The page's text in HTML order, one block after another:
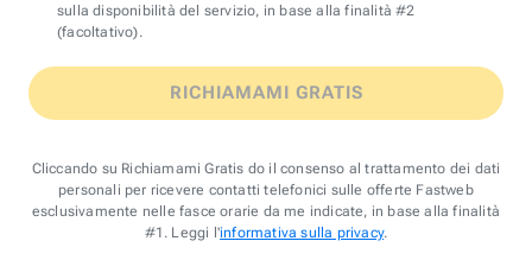
sulla disponibilità del servizio, in base alla finalità #2
(facoltativo).
RICHIAMAMI GRATIS
Cliccando su Richiamami Gratis do il consenso al trattamento dei dati
personali per ricevere contatti telefonici sulle offerte Fastweb
esclusivamente nelle fasce orarie da me indicate, in base alla finalità
#1. Leggi l'informativa sulla privacy.